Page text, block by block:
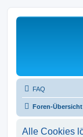
FAQ
Foren-Übersicht
Alle Cookies